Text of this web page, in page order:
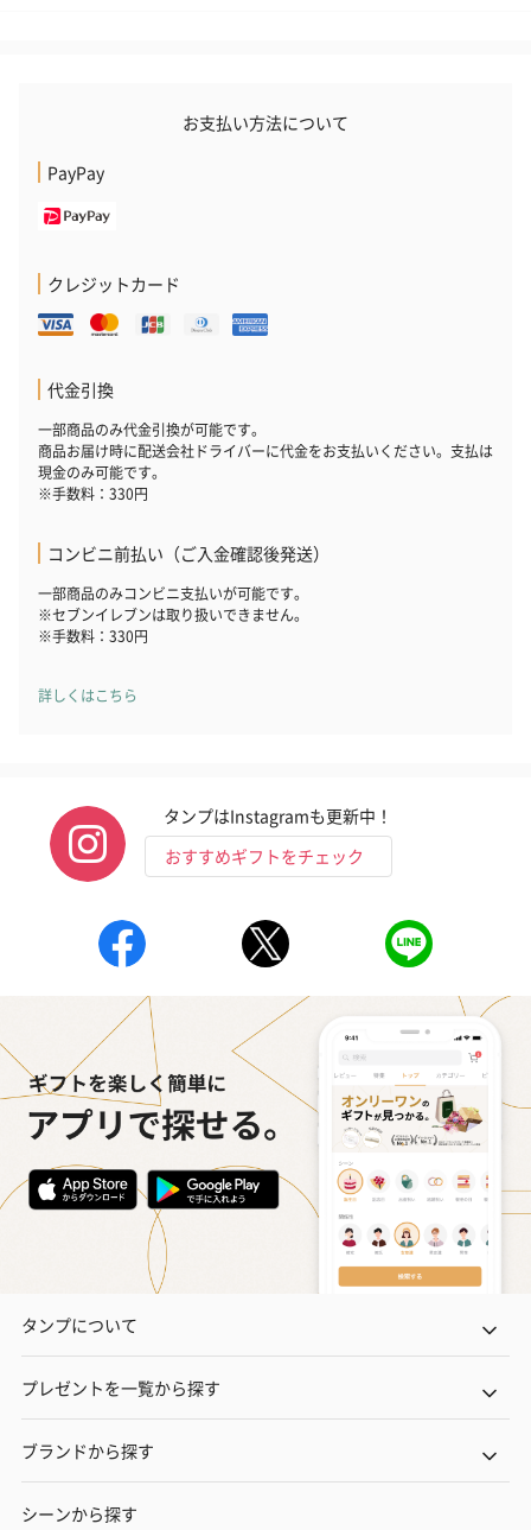
お支払い方法について
PayPay
クレジットカード
代金引換
一部商品のみ代金引換が可能です。
商品お届け時に配送会社ドライバーに代金をお支払いください。支払は
現金のみ可能です。
※手数料：330円
コンビニ前払い（ご入金確認後発送）
一部商品のみコンビニ支払いが可能です。
※セブンイレブンは取り扱いできません。
※手数料：330円
詳しくはこちら
タンプはInstagramも更新中！
おすすめギフトをチェック
タンプについて
プレゼントを一覧から探す
ブランドから探す
シーンから探す